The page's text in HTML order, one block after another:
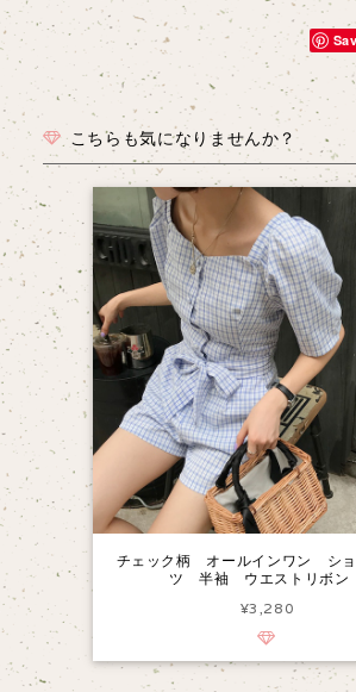
こちらも気になりませんか？
チェック柄 オールインワン ショ
ツ 半袖 ウエストリボン
¥3,280